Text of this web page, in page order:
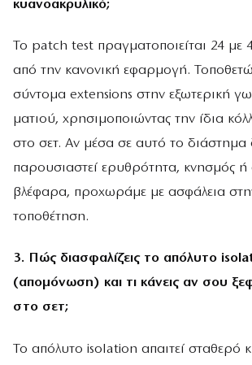
κυανοακρυλικό;
Το patch test πραγματοποιείται 24 με
από την κανονική εφαρμογή.
σύντομα extensions στην εξωτερική
ματιού, χρησιμοποιώντας την ίδια
στο σετ. Αν μέσα σε αυτό το διάστημα
παρουσιαστεί ερυθρότητα, κνησμός ή
βλέφαρα, προχωράμε με ασφάλεια
τοποθέτηση.
3. Πώς διασφαλίζεις το απόλυτο
(απομόνωση) και τι κάνεις αν σου
στο σετ;
Το απόλυτο isolation απαιτεί σταθερό